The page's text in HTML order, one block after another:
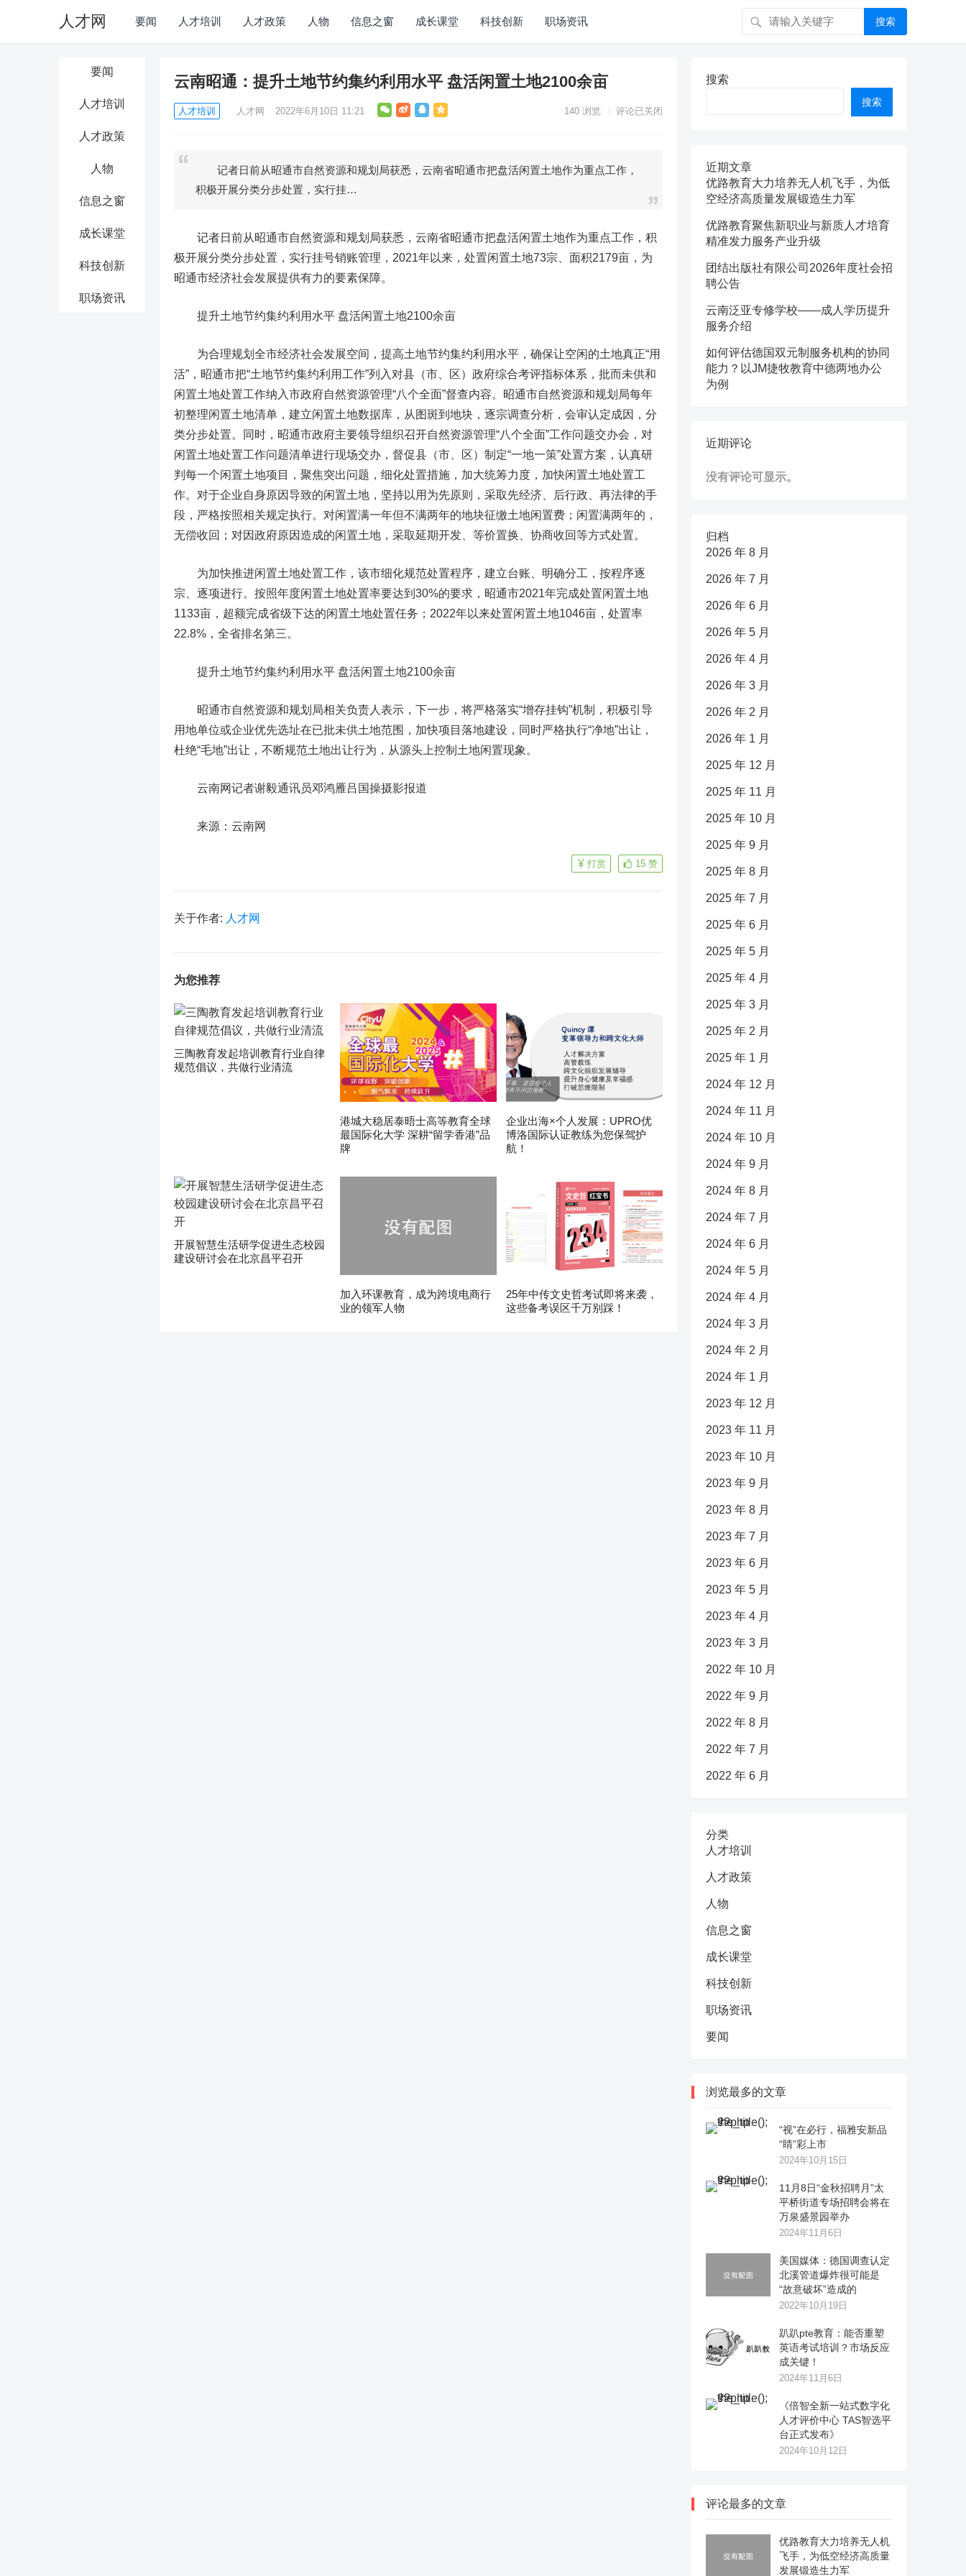
人才网 要闻 人才培训 人才政策 人物 信息之窗 成长课堂 科技创新 职场资讯 搜索
要闻
人才培训
人才政策
人物
信息之窗
成长课堂
科技创新
职场资讯
云南昭通：提升土地节约集约利用水平 盘活闲置土地2100余亩
人才培训 人才网 2022年6月10日 11:21 140 浏览 评论已关闭
记者日前从昭通市自然资源和规划局获悉，云南省昭通市把盘活闲置土地作为重点工作，
积极开展分类分步处置，实行挂…
记者日前从昭通市自然资源和规划局获悉，云南省昭通市把盘活闲置土地作为重点工作，积
极开展分类分步处置，实行挂号销账管理，2021年以来，处置闲置土地73宗、面积2179亩，为
昭通市经济社会发展提供有力的要素保障。
提升土地节约集约利用水平 盘活闲置土地2100余亩
为合理规划全市经济社会发展空间，提高土地节约集约利用水平，确保让空闲的土地真正“用
活”，昭通市把“土地节约集约利用工作”列入对县（市、区）政府综合考评指标体系，批而未供和
闲置土地处置工作纳入市政府自然资源管理“八个全面”督查内容。昭通市自然资源和规划局每年
初整理闲置土地清单，建立闲置土地数据库，从图斑到地块，逐宗调查分析，会审认定成因，分
类分步处置。同时，昭通市政府主要领导组织召开自然资源管理“八个全面”工作问题交办会，对
闲置土地处置工作问题清单进行现场交办，督促县（市、区）制定“一地一策”处置方案，认真研
判每一个闲置土地项目，聚焦突出问题，细化处置措施，加大统筹力度，加快闲置土地处置工
作。对于企业自身原因导致的闲置土地，坚持以用为先原则，采取先经济、后行政、再法律的手
段，严格按照相关规定执行。对闲置满一年但不满两年的地块征缴土地闲置费；闲置满两年的，
无偿收回；对因政府原因造成的闲置土地，采取延期开发、等价置换、协商收回等方式处置。
为加快推进闲置土地处置工作，该市细化规范处置程序，建立台账、明确分工，按程序逐
宗、逐项进行。按照年度闲置土地处置率要达到30%的要求，昭通市2021年完成处置闲置土地
1133亩，超额完成省级下达的闲置土地处置任务；2022年以来处置闲置土地1046亩，处置率
22.8%，全省排名第三。
提升土地节约集约利用水平 盘活闲置土地2100余亩
昭通市自然资源和规划局相关负责人表示，下一步，将严格落实“增存挂钩”机制，积极引导
用地单位或企业优先选址在已批未供土地范围，加快项目落地建设，同时严格执行“净地”出让，
杜绝“毛地”出让，不断规范土地出让行为，从源头上控制土地闲置现象。
云南网记者谢毅通讯员邓鸿雁吕国操摄影报道
来源：云南网
15 赞
打赏
关于作者: 人才网
为您推荐
三陶教育发起培训教育行业自律
规范倡议，共做行业清流
港城大稳居泰晤士高等教育全球
最国际化大学 深耕“留学香港”品
牌
企业出海×个人发展：UPRO优
博洛国际认证教练为您保驾护
航！
开展智慧生活研学促进生态校园
建设研讨会在北京昌平召开
加入环课教育，成为跨境电商行
业的领军人物
25年中传文史哲考试即将来袭，
这些备考误区千万别踩！
搜索
搜索
近期文章
优路教育大力培养无人机飞手，为低
空经济高质量发展锻造生力军
优路教育聚焦新职业与新质人才培育
精准发力服务产业升级
团结出版社有限公司2026年度社会招
聘公告
云南泛亚专修学校——成人学历提升
服务介绍
如何评估德国双元制服务机构的协同
能力？以JM捷牧教育中德两地办公
为例
近期评论
没有评论可显示。
归档
2026 年 8 月
2026 年 7 月
2026 年 6 月
2026 年 5 月
2026 年 4 月
2026 年 3 月
2026 年 2 月
2026 年 1 月
2025 年 12 月
2025 年 11 月
2025 年 10 月
2025 年 9 月
2025 年 8 月
2025 年 7 月
2025 年 6 月
2025 年 5 月
2025 年 4 月
2025 年 3 月
2025 年 2 月
2025 年 1 月
2024 年 12 月
2024 年 11 月
2024 年 10 月
2024 年 9 月
2024 年 8 月
2024 年 7 月
2024 年 6 月
2024 年 5 月
2024 年 4 月
2024 年 3 月
2024 年 2 月
2024 年 1 月
2023 年 12 月
2023 年 11 月
2023 年 10 月
2023 年 9 月
2023 年 8 月
2023 年 7 月
2023 年 6 月
2023 年 5 月
2023 年 4 月
2023 年 3 月
2022 年 10 月
2022 年 9 月
2022 年 8 月
2022 年 7 月
2022 年 6 月
分类
人才培训
人才政策
人物
信息之窗
成长课堂
科技创新
职场资讯
要闻
浏览最多的文章
“视”在必行，福雅安新品
“睛”彩上市
2024年10月15日
11月8日“金秋招聘月”太
平桥街道专场招聘会将在
万泉盛景园举办
2024年11月6日
美国媒体：德国调查认定
北溪管道爆炸很可能是
“故意破坏”造成的
2022年10月19日
趴趴pte教育：能否重塑
英语考试培训？市场反应
成关键！
2024年11月6日
《倍智全新一站式数字化
人才评价中心 TAS智选平
台正式发布》
2024年10月12日
评论最多的文章
优路教育大力培养无人机
飞手，为低空经济高质量
发展锻造生力军